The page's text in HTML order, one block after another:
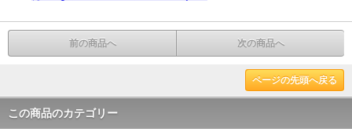
前の商品へ 次の商品へ
ページの先頭へ戻る
この商品のカテゴリー